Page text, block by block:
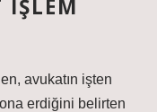
IŞLEM
avukatın işten
erdiğini belirten